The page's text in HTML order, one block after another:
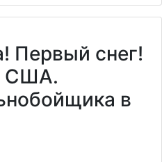
Первый снег!
США.
в